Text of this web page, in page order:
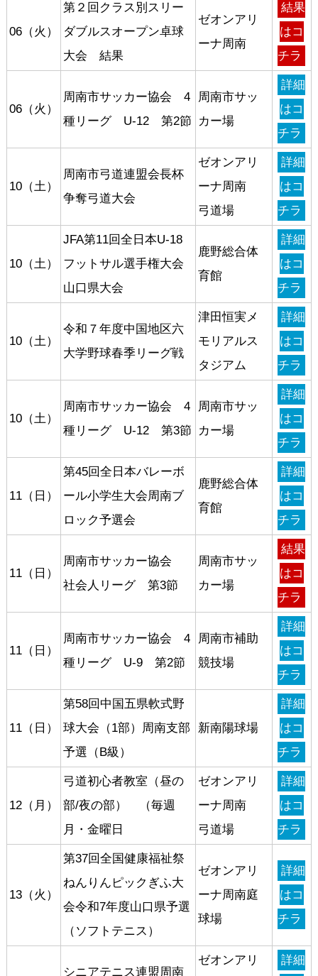
06（火）
第２回クラス別スリー
ダブルスオープン卓球
大会 結果
ゼオンアリ
ーナ周南
結果
はコ
チラ
06（火）
周南市サッカー協会 4
種リーグ U-12 第2節
周南市サッ
カー場
詳細
はコ
チラ
10（土）
周南市弓道連盟会長杯
争奪弓道大会
ゼオンアリ
ーナ周南
弓道場
詳細
はコ
チラ
10（土）
JFA第11回全日本U-18
フットサル選手権大会
山口県大会
鹿野総合体
育館
詳細
はコ
チラ
10（土）
令和７年度中国地区六
大学野球春季リーグ戦
津田恒実メ
モリアルス
タジアム
詳細
はコ
チラ
10（土）
周南市サッカー協会 4
種リーグ U-12 第3節
周南市サッ
カー場
詳細
はコ
チラ
11（日）
第45回全日本バレーボ
ール小学生大会周南ブ
ロック予選会
鹿野総合体
育館
詳細
はコ
チラ
11（日）
周南市サッカー協会
社会人リーグ 第3節
周南市サッ
カー場
結果
はコ
チラ
11（日）
周南市サッカー協会 4
種リーグ U-9 第2節
周南市補助
競技場
詳細
はコ
チラ
11（日）
第58回中国五県軟式野
球大会（1部）周南支部
予選（B級）
新南陽球場
詳細
はコ
チラ
12（月）
弓道初心者教室（昼の
部/夜の部） （毎週
月・金曜日
ゼオンアリ
ーナ周南
弓道場
詳細
はコ
チラ
13（火）
第37回全国健康福祉祭
ねんりんピックぎふ大
会令和7年度山口県予選
（ソフトテニス）
ゼオンアリ
ーナ周南庭
球場
詳細
はコ
チラ
シニアテニス連盟周南
ゼオンアリ 詳細